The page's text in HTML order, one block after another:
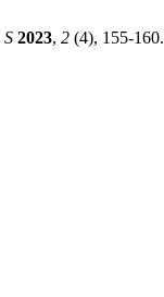
S 2023, 2 (4), 155-160.